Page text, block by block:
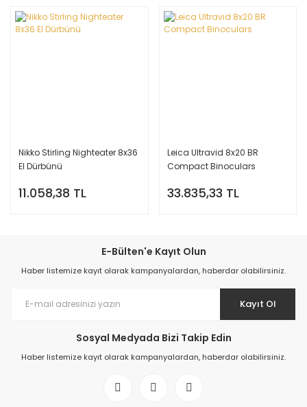
Nikko Stirling Nighteater 8x36
El Dürbünü
11.058,38 TL
Leica Ultravid 8x20 BR
Compact Binoculars
33.835,33 TL
E-Bülten'e Kayıt Olun
Haber listemize kayıt olarak kampanyalardan, haberdar olabilirsiniz.
Kayıt Ol
Sosyal Medyada Bizi Takip Edin
Haber listemize kayıt olarak kampanyalardan, haberdar olabilirsiniz.